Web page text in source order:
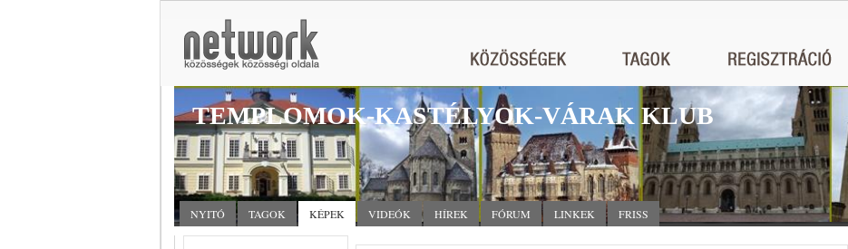
TEMPLOMOK-KASTÉLYOK-VÁRAK KLUB
NYITÓ TAGOK KÉPEK VIDEÓK HÍREK FÓRUM LINKEK FRISS